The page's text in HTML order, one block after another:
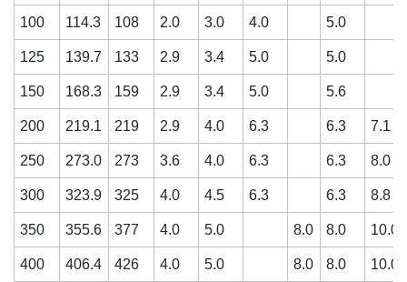
100 114.3 108 2.0 3.0 4.0 5.0
125 139.7 133 2.9 3.4 5.0 5.0
150 168.3 159 2.9 3.4 5.0 5.6
200 219.1 219 2.9 4.0 6.3 6.3 7.1
250 273.0 273 3.6 4.0 6.3 6.3 8.0
300 323.9 325 4.0 4.5 6.3 6.3 8.8
350 355.6 377 4.0 5.0 8.0 8.0 10.0
400 406.4 426 4.0 5.0 8.0 8.0 10.0